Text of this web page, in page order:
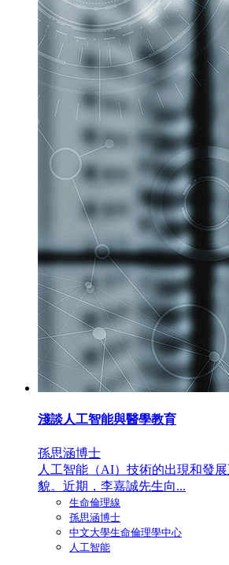
淺談人工智能與醫學教育
孫思涵博士
人工智能（AI）技術的出現和發
貌。近期，李嘉誠先生向...
生命倫理線
孫思涵博士
中文大學生命倫理學中心
人工智能